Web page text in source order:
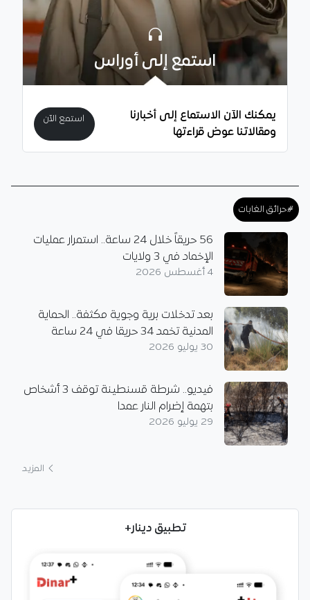
استمع إلى أوراس
يمكنك الآن الاستماع إلى أخبارنا
ومقالاتنا عوض قراءتها
استمع الآن
#حرائق الغابات
56 حريقاً خلال 24 ساعة.. استمرار عمليات
الإخماد في 3 ولايات
4 أغسطس 2026
بعد تدخلات برية وجوية مكثفة.. الحماية
المدنية تخمد 34 حريقا في 24 ساعة
30 يوليو 2026
فيديو.. شرطة قسنطينة توقف 3 أشخاص
بتهمة إضرام النار عمدا
29 يوليو 2026
المزيد
تطبيق دينار+